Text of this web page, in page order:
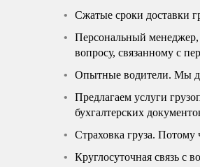
Сжатые сроки доставки
Персональный менеджер,
вопросу, связанному с
Опытные водители. Мы
Предлагаем услуги
бухгалтерских
Страховка груза. Потому
Круглосуточная связь с